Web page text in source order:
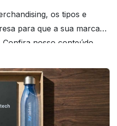
os tipos e
para que a sua marca
Confira nosso conteúdo